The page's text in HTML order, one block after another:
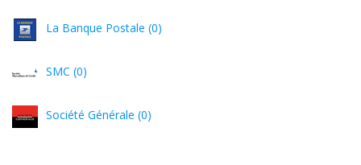
La Banque Postale (0)
SMC (0)
Société Générale (0)